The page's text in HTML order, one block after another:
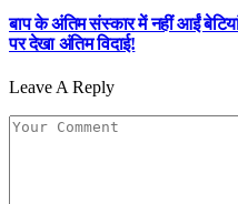
बाप के अंतिम संस्कार में नहीं आईं
पर देखा अंतिम विदाई!
Leave A Reply